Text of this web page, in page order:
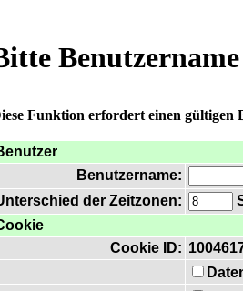
Funktion erfordert einen gültigen
Benutzername:
der Zeitzonen:
Cookie ID: